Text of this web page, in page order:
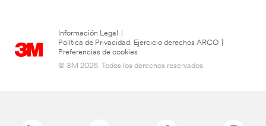
Información Legal
Política de Privacidad. Ejercicio derechos ARCO
Preferencias de cookies
© 3M 2026. Todos los derechos reservados.